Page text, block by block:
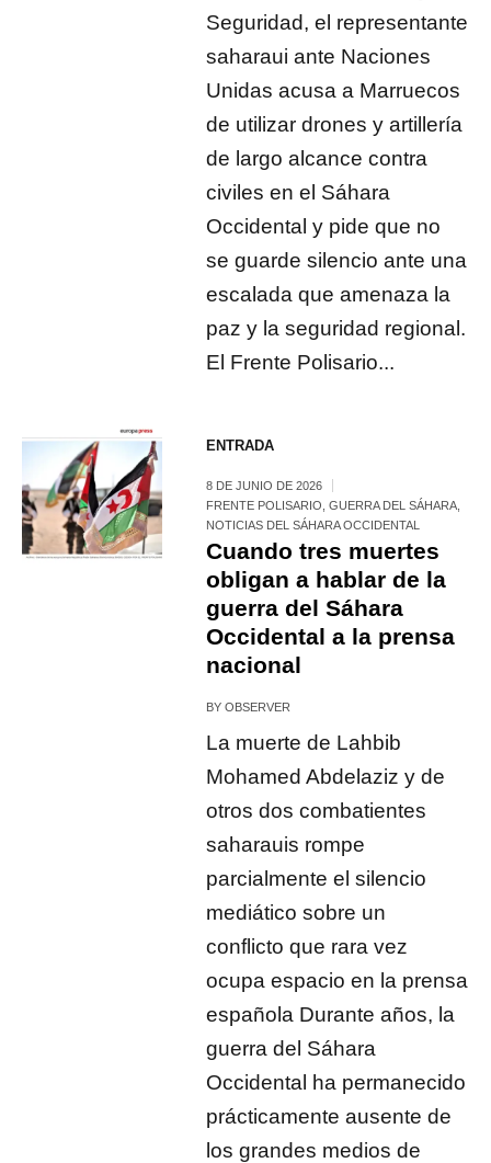
Seguridad, el representante
saharaui ante Naciones
Unidas acusa a Marruecos
de utilizar drones y artillería
de largo alcance contra
civiles en el Sáhara
Occidental y pide que no
se guarde silencio ante una
escalada que amenaza la
paz y la seguridad regional.
El Frente Polisario...
ENTRADA
8 DE JUNIO DE 2026
FRENTE POLISARIO ,GUERRA DEL SÁHARA
NOTICIAS DEL SÁHARA OCCIDENTAL
Cuando tres muertes
obligan a hablar de la
guerra del Sáhara
Occidental a la prensa
nacional
BYOBSERVER
La muerte de Lahbib
Mohamed Abdelaziz y de
otros dos combatientes
saharauis rompe
parcialmente el silencio
mediático sobre un
conflicto que rara vez
ocupa espacio en la prensa
española Durante años, la
guerra del Sáhara
Occidental ha permanecido
prácticamente ausente de
los grandes medios de